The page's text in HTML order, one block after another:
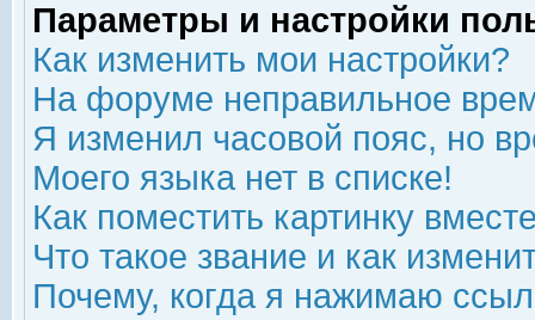
Параметры и настройки
Как изменить мои настройки?
На форуме неправильное
Я изменил часовой пояс, но
Моего языка нет в списке!
Как поместить картинку
Что такое звание и как
Почему, когда я нажимаю